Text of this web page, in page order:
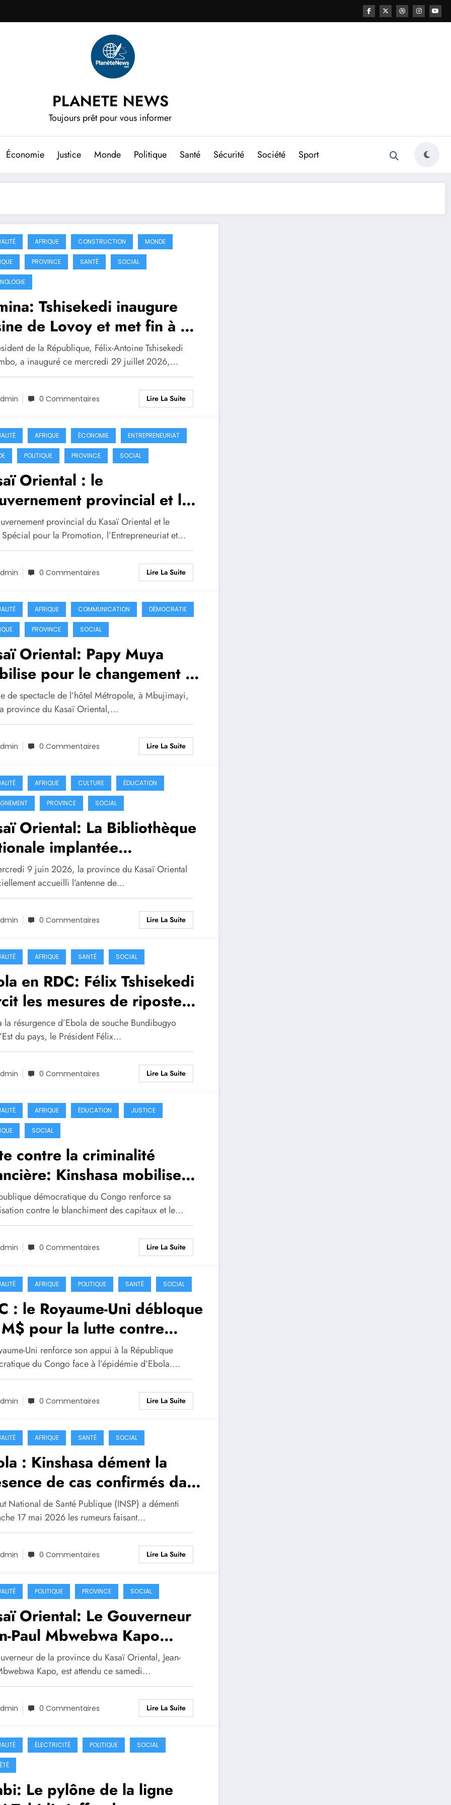
PLANETE NEWS
Toujours prêt pour vous informer
Économie Justice Monde Politique Santé Sécurité Société Sport
AFRIQUE CONSTRUCTION MONDE
PROVINCE SANTÉ SOCIAL
Tshisekedi inaugure
de Lovoy et met fin à 50
de pénurie d’eau
de la République, Félix-Antoine Tshisekedi
a inauguré ce mercredi 29 juillet 2026,…
0 Commentaires Lire La Suite
AFRIQUE ÉCONOMIE ENTREPRENEURIAT
POLITIQUE PROVINCE SOCIAL
Oriental : le
provincial et le
s’allient pour soutenir
des jeunes
provincial du Kasaï Oriental et le
Spécial pour la Promotion, l’Entrepreneuriat et…
0 Commentaires Lire La Suite
AFRIQUE COMMUNICATION DÉMOCRATIE
PROVINCE SOCIAL
Oriental: Papy Muya
pour le changement de
de spectacle de l’hôtel Métropole, à Mbujimayi,
province du Kasaï Oriental,…
0 Commentaires Lire La Suite
AFRIQUE CULTURE ÉDUCATION
PROVINCE SOCIAL
Oriental: La Bibliothèque
implantée
sous la direction
Kabasela
9 juin 2026, la province du Kasaï Oriental
accueilli l’antenne de…
0 Commentaires Lire La Suite
AFRIQUE SANTÉ SOCIAL
en RDC: Félix Tshisekedi
les mesures de riposte
à la 17ᵉ épidémie
la résurgence d’Ebola de souche Bundibugyo
du pays, le Président Félix…
0 Commentaires Lire La Suite
AFRIQUE ÉDUCATION JUSTICE
SOCIAL
contre la criminalité
Kinshasa mobilise
magistrats
démocratique du Congo renforce sa
contre le blanchiment des capitaux et le…
0 Commentaires Lire La Suite
AFRIQUE POLITIQUE SANTÉ SOCIAL
: le Royaume-Uni débloque
pour la lutte contre
dans l’Est
Uni renforce son appui à la République
du Congo face à l’épidémie d’Ebola.…
0 Commentaires Lire La Suite
AFRIQUE SANTÉ SOCIAL
: Kinshasa dément la
de cas confirmés dans
National de Santé Publique (INSP) a démenti
17 mai 2026 les rumeurs faisant…
0 Commentaires Lire La Suite
POLITIQUE PROVINCE SOCIAL
Oriental: Le Gouverneur
Paul Mbwebwa Kapo
à Mbujimayi ce samedi
une mission stratégique
de la province du Kasaï Oriental, Jean-
Kapo, est attendu ce samedi…
0 Commentaires Lire La Suite
ÉLECTRICITÉ POLITIQUE SOCIAL
Le pylône de la ligne